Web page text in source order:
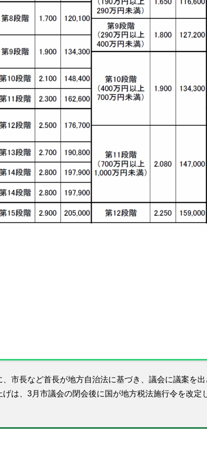
市長など首長が地方自治法に基づき、議会に議案を
は、3月市議会の閉会後に国が地方税法施行令を改定